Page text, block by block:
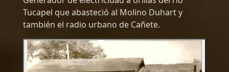
Tucapel que abasteció al Molino Duhart y
también el radio urbano de Cañete.